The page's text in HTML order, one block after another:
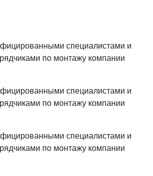
специалистами и
по монтажу компании
специалистами и
по монтажу компании
специалистами и
по монтажу компании